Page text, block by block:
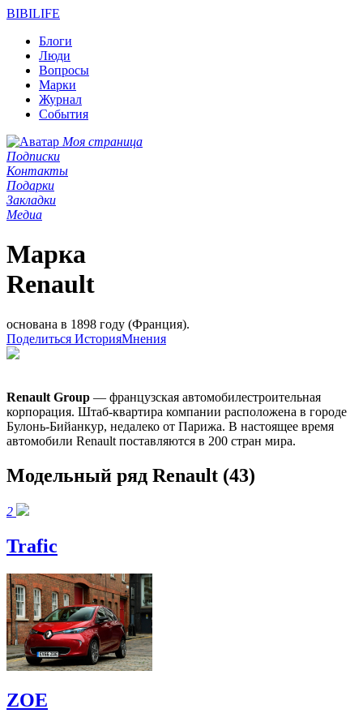
BIBILIFE
Блоги
Люди
Вопросы
Марки
Журнал
События
Моя страница
Подписки
Контакты
Подарки
Закладки
Медиа
Марка
Renault
основана в 1898 году (Франция).
Поделиться ИсторияМнения
Renault Group — французская автомобилестроительная
корпорация. Штаб-квартира компании расположена в городе
Булонь-Бийанкур, недалеко от Парижа. В настоящее время
автомобили Renault поставляются в 200 стран мира.
Модельный ряд Renault (43)
2
Trafic
ZOE